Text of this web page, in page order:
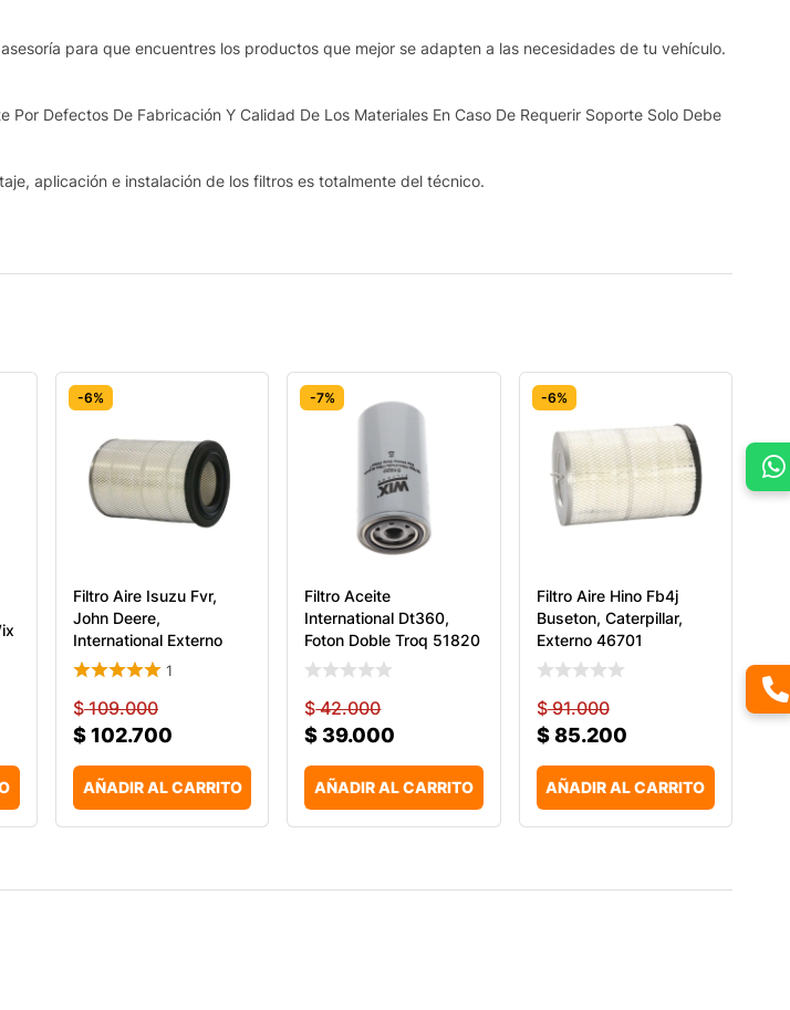
para que encuentres los productos que mejor se adapten a las necesidades de tu vehículo.
Defectos De Fabricación Y Calidad De Los Materiales En Caso De Requerir Soporte Solo Debe
aplicación e instalación de los filtros es totalmente del técnico.
-6%
Filtro Aire Isuzu Fvr,
John Deere,
International Externo
1
$109.000
$102.700
AÑADIR AL CARRITO
-7%
Filtro Aceite
International Dt360,
Foton Doble Troq 51820
$42.000
$39.000
AÑADIR AL CARRITO
-6%
Filtro Aire Hino Fb4j
Buseton, Caterpillar,
Externo 46701
$91.000
$85.200
AÑADIR AL CARRITO